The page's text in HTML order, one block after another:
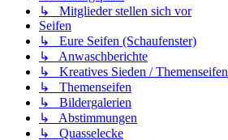
↳ Mitglieder stellen sich vor
Seifen
↳ Eure Seifen (Schaufenster)
↳ Anwaschberichte
↳ Kreatives Sieden / Themenseifen
↳ Themenseifen
↳ Bildergalerien
↳ Abstimmungen
↳ Quasselecke